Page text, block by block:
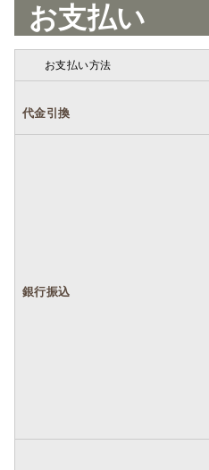
お支払い
お支払い方法
代金引換
銀行振込